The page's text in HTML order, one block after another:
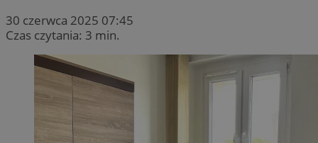
30 czerwca 2025 07:45
Czas czytania: 3 min.